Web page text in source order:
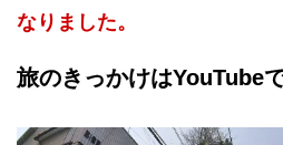
なりました。
旅のきっかけはYouTube